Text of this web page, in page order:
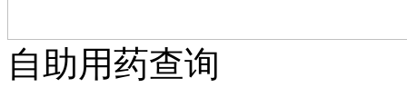
自助用药查询